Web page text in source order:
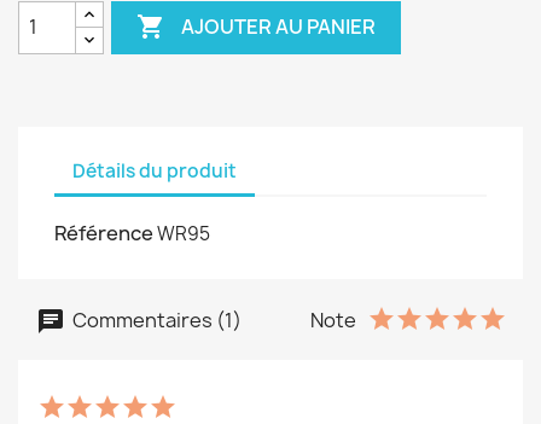
 AJOUTER AU PANIER
Détails du produit
RéférenceWR95
Commentaires (1) Note